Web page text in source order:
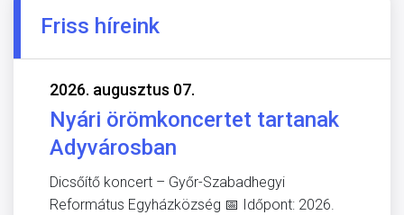
Friss híreink
2026. augusztus 07.
Nyári örömkoncertet tartanak
Adyvárosban
Dicsőítő koncert – Győr-Szabadhegyi
Református Egyházközség 📅 Időpont: 2026.